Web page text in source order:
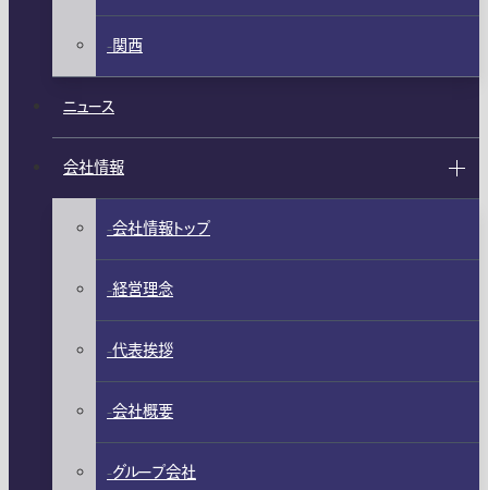
関西
ニュース
会社情報
会社情報トップ
経営理念
代表挨拶
会社概要
グループ会社